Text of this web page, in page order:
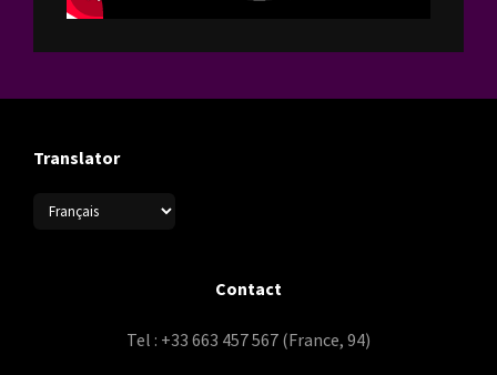
Translator
Contact
Tel : +33 663 457 567 (France, 94)